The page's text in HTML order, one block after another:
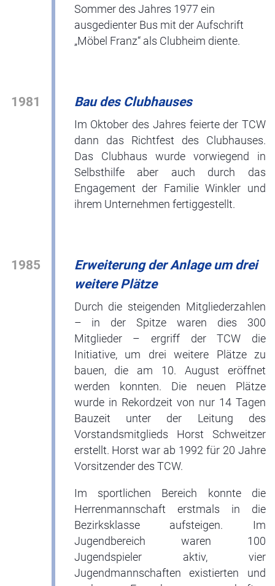
Sommer des Jahres 1977 ein
ausgedienter Bus mit der Aufschrift
„Möbel Franz“ als Clubheim diente.
1981 Bau des Clubhauses
Im Oktober des Jahres feierte der TCW
dann das Richtfest des Clubhauses.
Das Clubhaus wurde vorwiegend in
Selbsthilfe aber auch durch das
Engagement der Familie Winkler und
ihrem Unternehmen fertiggestellt.
1985
Erweiterung der Anlage um drei
weitere Plätze
Durch die steigenden Mitgliederzahlen
– in der Spitze waren dies 300
Mitglieder – ergriff der TCW die
Initiative, um drei weitere Plätze zu
bauen, die am 10. August eröffnet
werden konnten. Die neuen Plätze
wurde in Rekordzeit von nur 14 Tagen
Bauzeit unter der Leitung des
Vorstandsmitglieds Horst Schweitzer
erstellt. Horst war ab 1992 für 20 Jahre
Vorsitzender des TCW.
Im sportlichen Bereich konnte die
Herrenmannschaft erstmals in die
Bezirksklasse aufsteigen. Im
Jugendbereich waren 100
Jugendspieler aktiv, vier
Jugendmannschaften existierten und